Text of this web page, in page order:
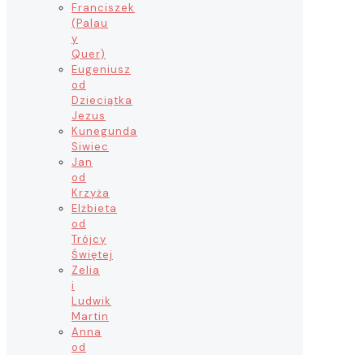
Franciszek
(Palau
y
Quer)
Eugeniusz
od
Dzieciątka
Jezus
Kunegunda
Siwiec
Jan
od
Krzyża
Elżbieta
od
Trójcy
Świętej
Zelia
i
Ludwik
Martin
Anna
od